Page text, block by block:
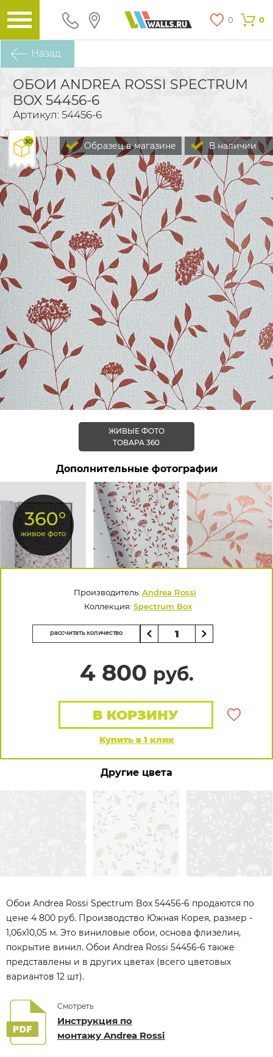
0 0
Назад
ОБОИ ANDREA ROSSI SPECTRUM
BOX 54456-6
Артикул: 54456-6
В наличии
Образец в магазине
ЖИВЫЕ ФОТО
ТОВАРА 360
Дополнительные фотографии
Производитель: Andrea Rossi
Коллекция: Spectrum Box
рассчитать количество
4 800 руб.
Купить в 1 клик
В КОРЗИНУ
Другие цвета
Обои Andrea Rossi Spectrum Box 54456-6 продаются по
цене 4 800 руб. Производство Южная Корея, размер -
1,06x10,05 м. Это виниловые обои, основа флизелин,
покрытие винил. Обои Andrea Rossi 54456-6 также
представлены и в других цветах (всего цветовых
вариантов 12 шт).
Смотреть
Инструкция по
монтажу Andrea Rossi